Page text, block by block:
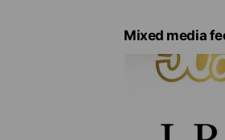
Mixed media